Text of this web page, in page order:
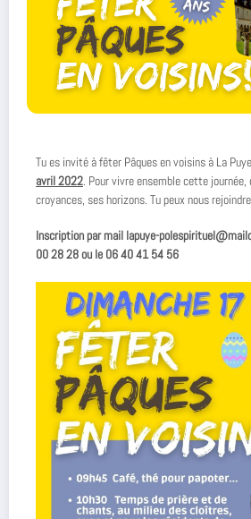
Tu es invité à fêter Pâques en voisins à La
avril 2022. Pour vivre ensemble cette
croyances, ses horizons. Tu peux nous
Inscription par mail lapuye-
00 28 28 ou le 06 40 41 54 56